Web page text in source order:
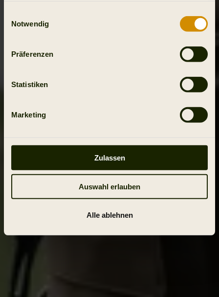
Notwendig
Präferenzen
Statistiken
Marketing
Zulassen
Auswahl erlauben
Alle ablehnen